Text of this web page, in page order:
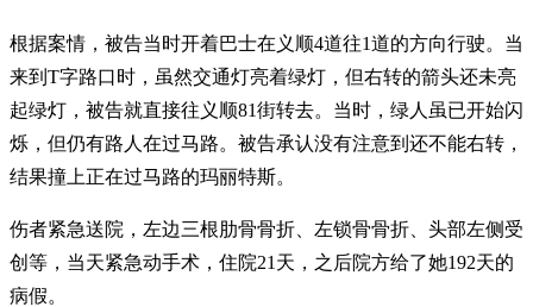
根据案情，被告当时开着巴士在义顺4道往1道的方向行驶。当
来到T字路口时，虽然交通灯亮着绿灯，但右转的箭头还未亮
起绿灯，被告就直接往义顺81街转去。当时，绿人虽已开始闪
烁，但仍有路人在过马路。被告承认没有注意到还不能右转，
结果撞上正在过马路的玛丽特斯。
伤者紧急送院，左边三根肋骨骨折、左锁骨骨折、头部左侧受
创等，当天紧急动手术，住院21天，之后院方给了她192天的
病假。